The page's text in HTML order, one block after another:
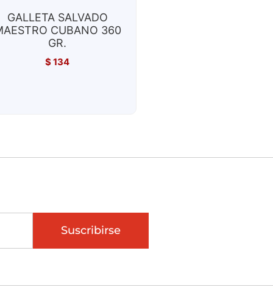
GALLETA SALVADO
CUBANO 360
GR.
$134
Suscribirse